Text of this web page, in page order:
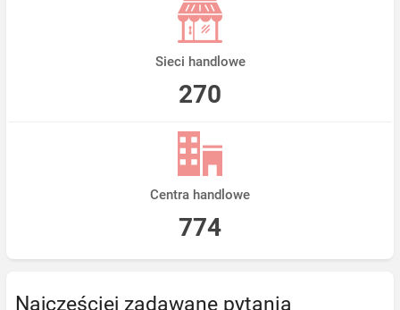
Sieci handlowe
270
Centra handlowe
774
Najczęściej zadawane pytania